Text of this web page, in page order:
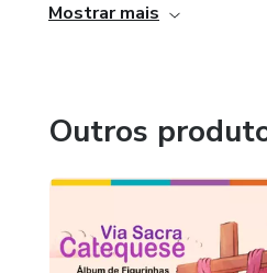
Mostrar mais
Outros